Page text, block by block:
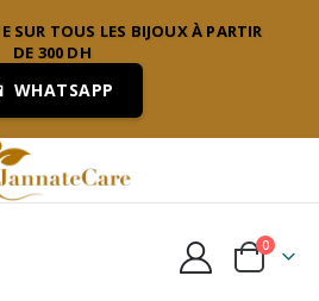
SUR TOUS LES BIJOUX À PARTIR
DE 300 DH
WHATSAPP
0